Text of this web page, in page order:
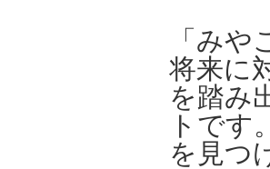
「み
将来に
を踏み
トです
を見つ